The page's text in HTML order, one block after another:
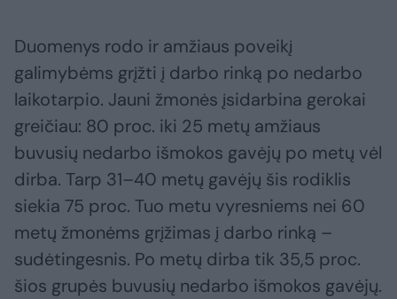
Duomenys rodo ir amžiaus poveikį
galimybėms grįžti į darbo rinką po nedarbo
laikotarpio. Jauni žmonės įsidarbina gerokai
greičiau: 80 proc. iki 25 metų amžiaus
buvusių nedarbo išmokos gavėjų po metų vėl
dirba. Tarp 31–40 metų gavėjų šis rodiklis
siekia 75 proc. Tuo metu vyresniems nei 60
metų žmonėms grįžimas į darbo rinką –
sudėtingesnis. Po metų dirba tik 35,5 proc.
šios grupės buvusių nedarbo išmokos gavėjų.